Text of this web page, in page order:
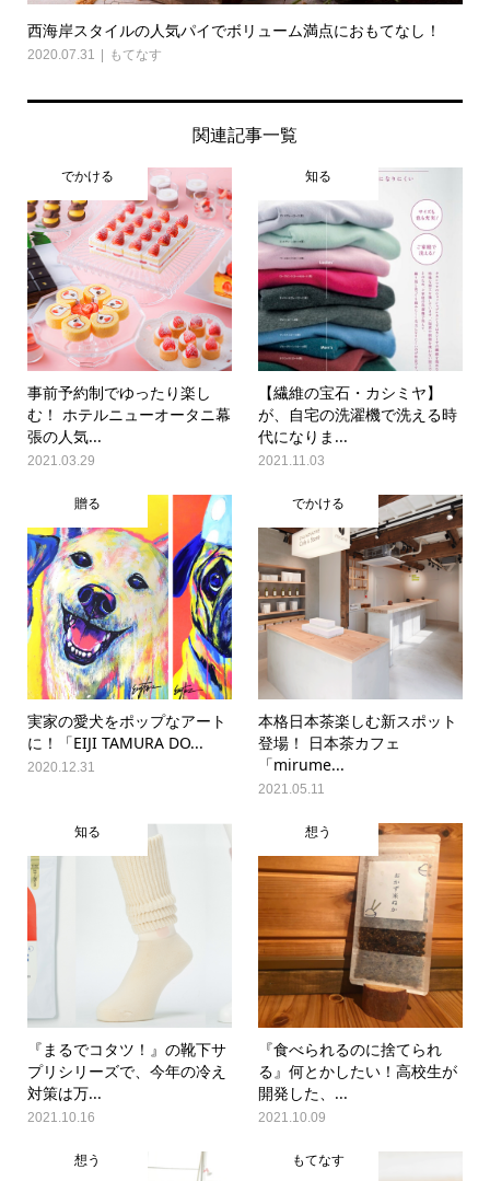
西海岸スタイルの人気パイでボリューム満点におもてなし！
2020.07.31 もてなす
関連記事一覧
でかける
事前予約制でゆったり楽し
む！ ホテルニューオータニ幕
張の人気...
2021.03.29
知る
【繊維の宝石・カシミヤ】
が、自宅の洗濯機で洗える時
代になりま...
2021.11.03
贈る
実家の愛犬をポップなアート
に！「EIJI TAMURA DO...
2020.12.31
でかける
本格日本茶楽しむ新スポット
登場！ 日本茶カフェ
「mirume...
2021.05.11
知る
『まるでコタツ！』の靴下サ
プリシリーズで、今年の冷え
対策は万...
2021.10.16
想う
『食べられるのに捨てられ
る』何とかしたい！高校生が
開発した、...
2021.10.09
想う もてなす